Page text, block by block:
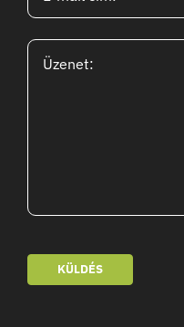
KÜLDÉS